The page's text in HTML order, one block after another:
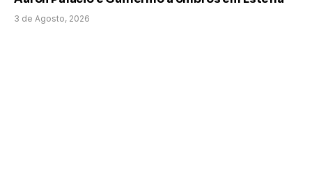
3 de Agosto, 2026